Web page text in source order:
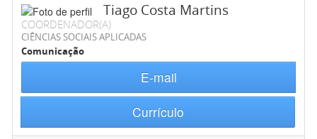
Tiago Costa Martins
COORDENADOR(A)
CIÊNCIAS SOCIAIS APLICADAS
Comunicação
E-mail
Currículo